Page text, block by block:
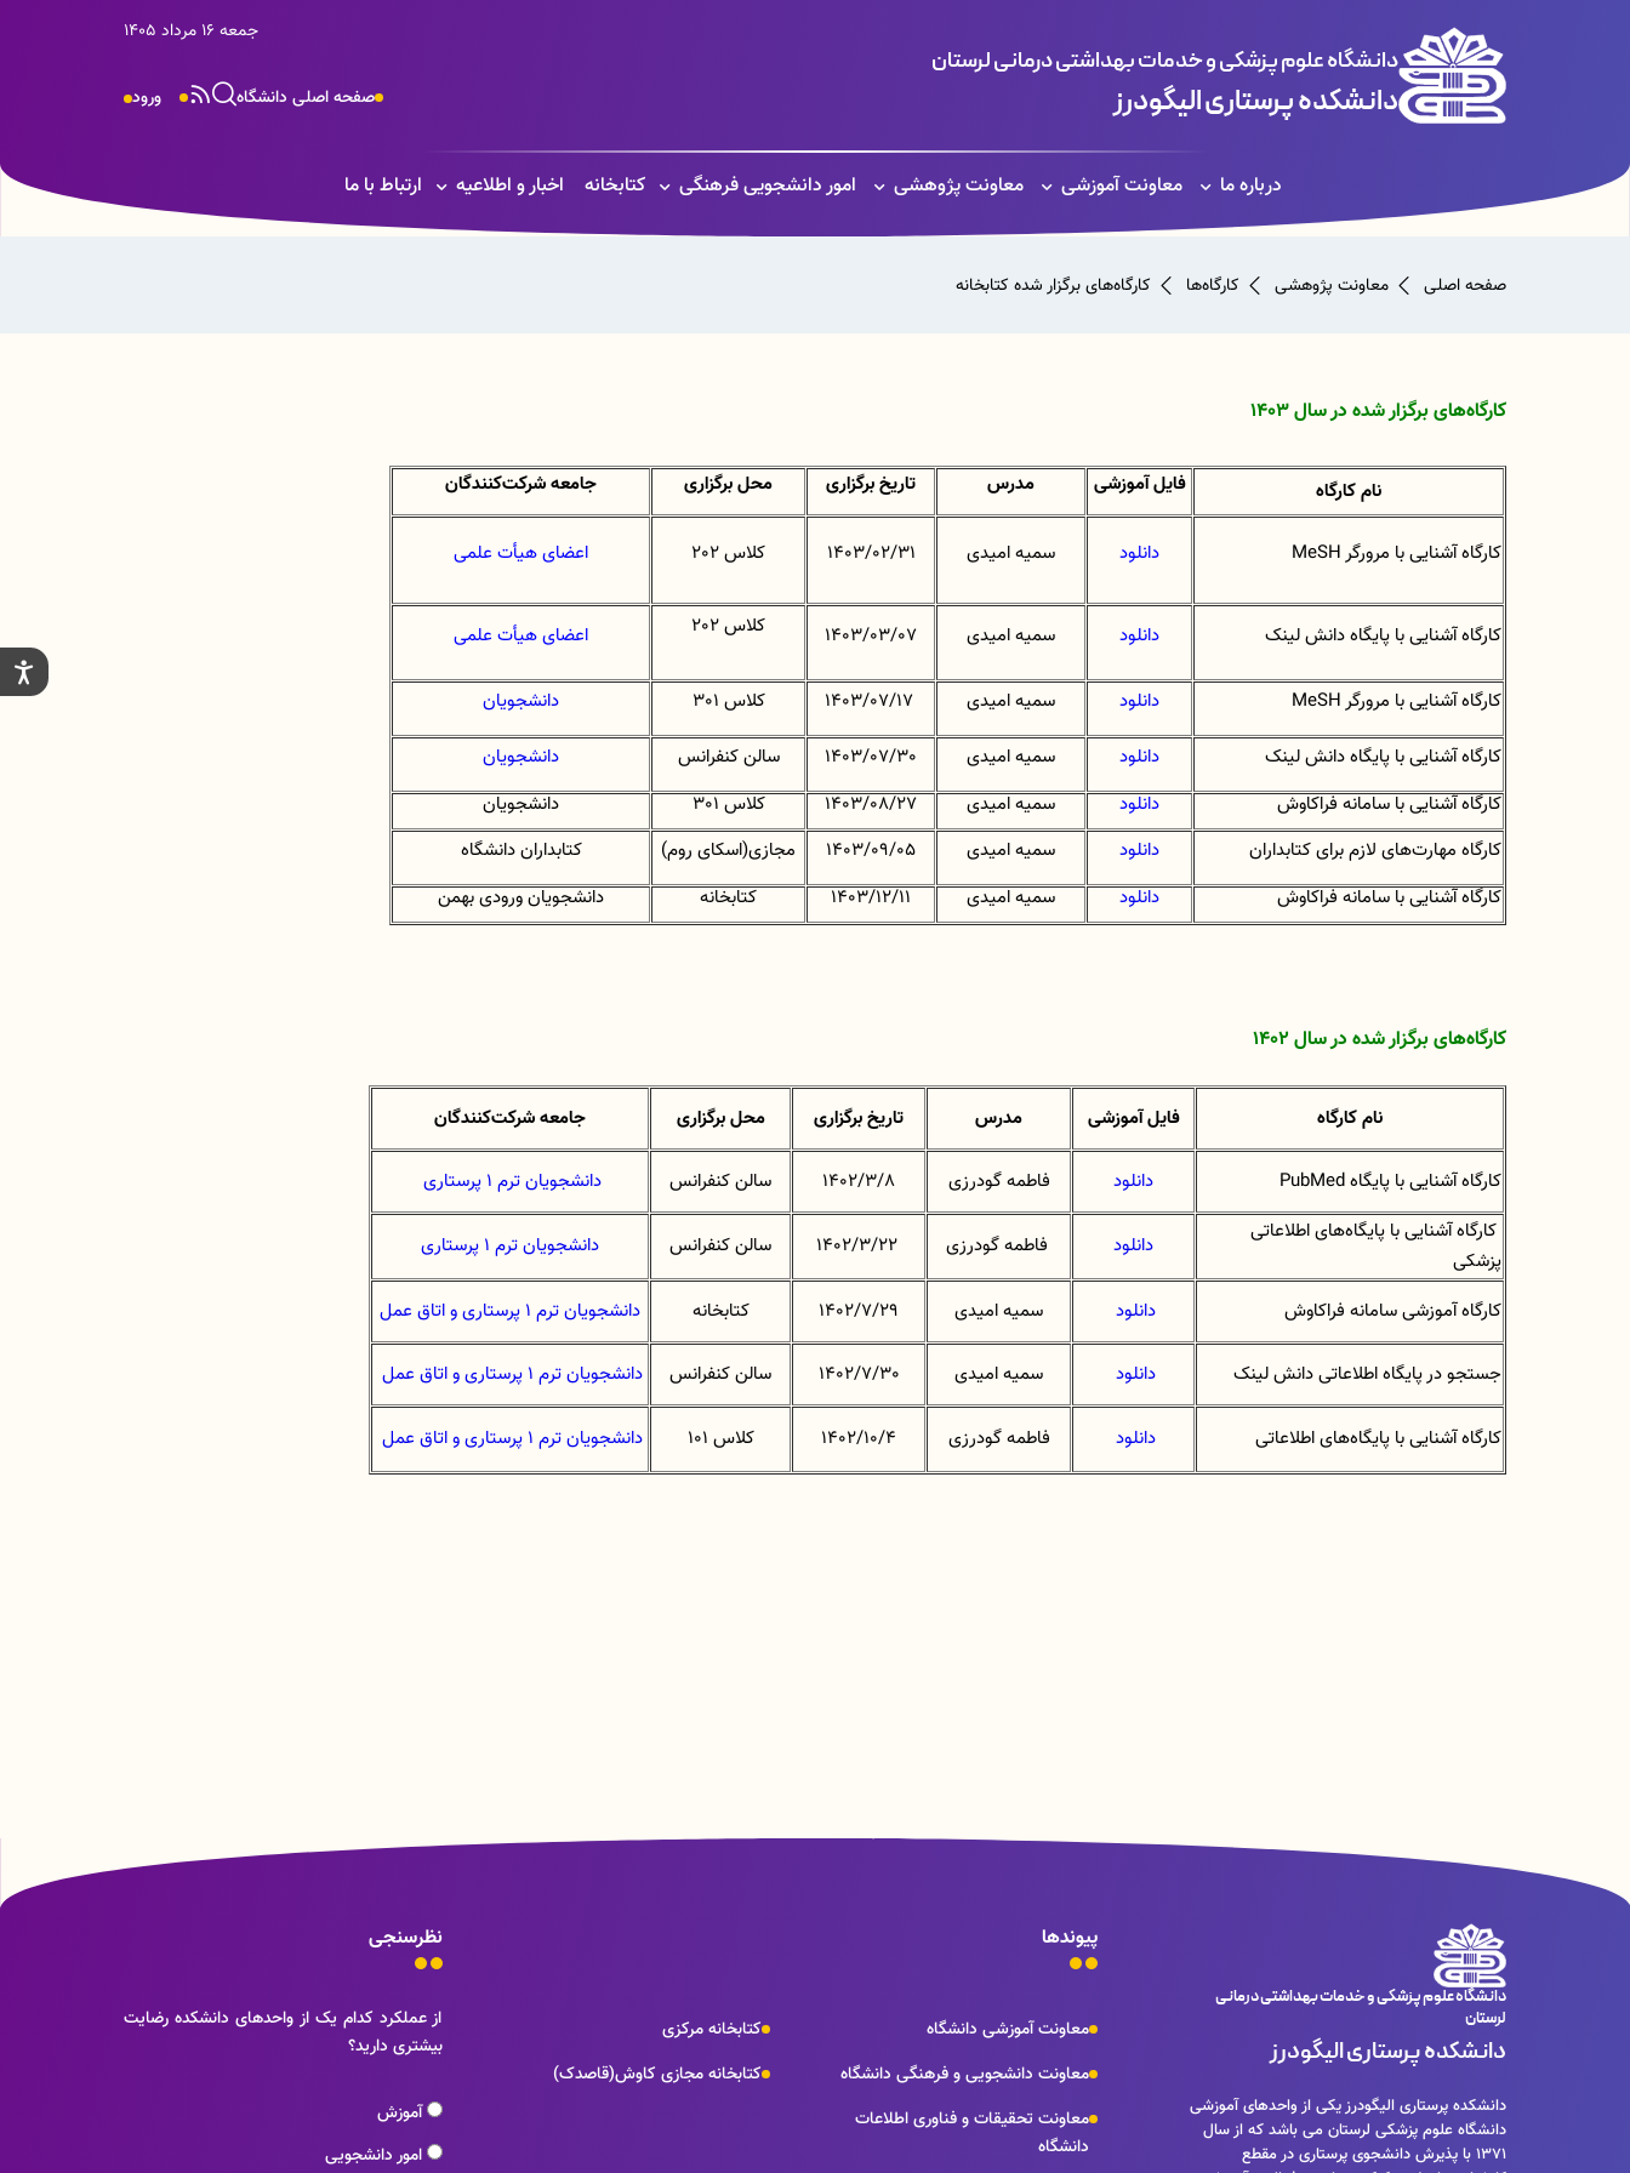
دانشگاه علوم پزشکی و خدمات بهداشتی درمانی لرستان
دانشکده پرستاری الیگودرز
جمعه 16 مرداد 1405
ورود صفحه اصلی دانشگاه
درباره ما معاونت آموزشی معاونت پژوهشی امور دانشجویی فرهنگی کتابخانه اخبار و اطلاعیه ارتباط با ما
صفحه اصلی معاونت پژوهشی کارگاه‌ها کارگاه‌های برگزار شده کتابخانه
کارگاه‌های برگزار شده در سال 1403
نام کارگاه فایل آموزشی مدرس تاریخ برگزاری محل برگزاری جامعه شرکت‌کنندگان
کارگاه آشنایی با مرورگر دانلود سمیه امیدی 1403/02/31 کلاس 202 اعضای هیأت علمی
کارگاه آشنایی با پایگاه دانش لینک دانلود سمیه امیدی 1403/03/07 کلاس 202 اعضای هیأت علمی
کارگاه آشنایی با مرورگر دانلود سمیه امیدی 1403/07/17 کلاس 301
دانشجویان
کارگاه آشنایی با پایگاه دانش لینک
دانلود سمیه امیدی 1403/07/30 سالن کنفرانس
دانشجویان
کارگاه آشنایی با سامانه فراکاوش
دانلود سمیه امیدی 1403/08/27 کلاس 301
دانشجویان
کارگاه مهارت‌های لازم برای کتابداران
دانلود سمیه امیدی 1403/09/05 مجازی(اسکای روم)
کتابداران دانشگاه
کارگاه آشنایی با سامانه فراکاوش
دانلود سمیه امیدی 1403/12/11 کتابخانه دانشجویان ورودی بهمن
کارگاه‌های برگزار شده در سال 1402
نام کارگاه فایل آموزشی مدرس تاریخ برگزاری محل برگزاری جامعه شرکت‌کنندگان
کارگاه آشنایی با پایگاه PubMed دانلود فاطمه گودرزی 1402/3/8 سالن کنفرانس
دانشجویان ترم 1 پرستاری
کارگاه آشنایی با پایگاه‌های اطلاعاتی
پزشکی
دانلود 1402/3/22 سالن کنفرانس
کارگاه آموزشی سامانه فراکاوش دانلود سمیه امیدی 1402/7/29 کتابخانه دانشجویان ترم 1 پرستاری و اتاق عمل
جستجو در پایگاه اطلاعاتی دانش لینک دانلود سمیه امیدی 1402/7/30 سالن کنفرانس دانشجویان ترم 1 پرستاری و اتاق عمل
کارگاه آشنایی با پایگاه‌های اطلاعاتی دانلود فاطمه گودرزی 1402/10/4 کلاس 101 دانشجویان ترم 1 پرستاری و اتاق عمل
دانشگاه علوم پزشکی و خدمات بهداشتی درمانی
لرستان
دانشکده پرستاری الیگودرز
دانشکده پرستاری الیگودرز یکی از واحدهای آموزشی
دانشگاه علوم پزشکی لرستان می باشد که از سال
1371 با پذیرش دانشجوی پرستاری در مقطع
پیوندها
معاونت آموزشی دانشگاه
کتابخانه مرکزی
معاونت دانشجویی و فرهنگی دانشگاه
کتابخانه مجازی کاوش(قاصدک)
معاونت تحقیقات و فناوری اطلاعات
دانشگاه
نظرسنجی
از عملکرد کدام یک از واحدهای دانشکده رضایت
بیشتری دارید؟
آموزش
امور دانشجویی